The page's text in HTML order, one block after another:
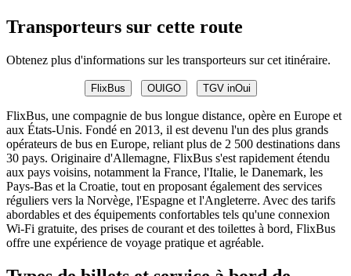
Transporteurs sur cette route
Obtenez plus d'informations sur les transporteurs sur cet itinéraire.
FlixBus OUIGO TGV inOui
FlixBus, une compagnie de bus longue distance, opère en Europe et
aux États-Unis. Fondé en 2013, il est devenu l'un des plus grands
opérateurs de bus en Europe, reliant plus de 2 500 destinations dans
30 pays. Originaire d'Allemagne, FlixBus s'est rapidement étendu
aux pays voisins, notamment la France, l'Italie, le Danemark, les
Pays-Bas et la Croatie, tout en proposant également des services
réguliers vers la Norvège, l'Espagne et l'Angleterre. Avec des tarifs
abordables et des équipements confortables tels qu'une connexion
Wi-Fi gratuite, des prises de courant et des toilettes à bord, FlixBus
offre une expérience de voyage pratique et agréable.